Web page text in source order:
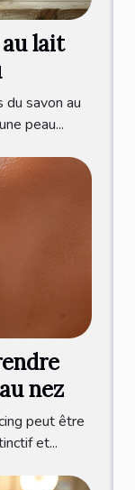
lait
du savon au
peau...
nez
peut être
et...